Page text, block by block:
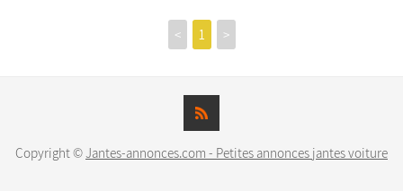
< 1 >
Copyright ©Jantes-annonces.com - Petites annonces jantes voiture